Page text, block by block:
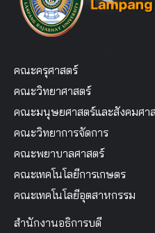
คณะครุศาสตร์
คณะวิทยาศาสตร์
คณะมนุษยศาสตร์และสังคมศา
คณะวิทยาการจัดการ
คณะพยาบาลศาสตร์
คณะเทคโนโลยีการเกษตร
คณะเทคโนโลยีอุตสาหกรรม
สำนักงานอธิการบดี